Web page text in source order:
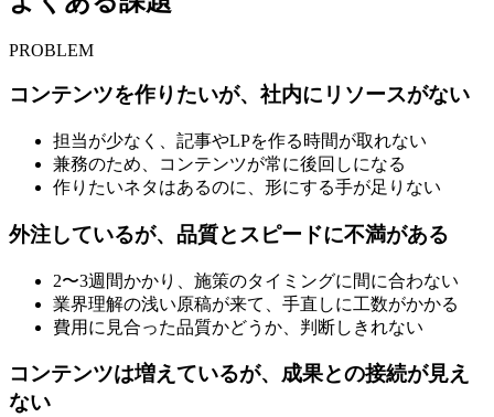
PROBLEM
コンテンツを作りたいが、社内にリソースがない
担当が少なく、記事やLPを作る時間が取れない
兼務のため、コンテンツが常に後回しになる
作りたいネタはあるのに、形にする手が足りない
外注しているが、品質とスピードに不満がある
2〜3週間かかり、施策のタイミングに間に合わない
業界理解の浅い原稿が来て、手直しに工数がかかる
費用に見合った品質かどうか、判断しきれない
コンテンツは増えているが、成果との接続が見え
ない